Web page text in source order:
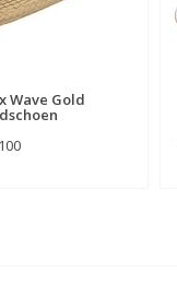
Wave Gold